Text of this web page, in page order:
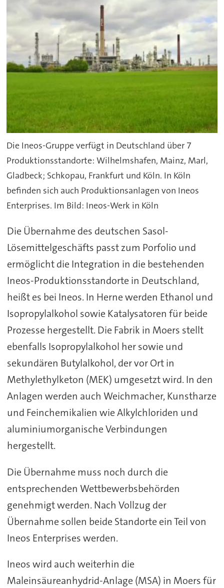
Die Ineos-Gruppe verfügt in Deutschland über 7
Produktionsstandorte: Wilhelmshafen, Mainz, Marl,
Gladbeck; Schkopau, Frankfurt und Köln. In Köln
befinden sich auch Produktionsanlagen von Ineos
Enterprises. Im Bild: Ineos-Werk in Köln
Die Übernahme des deutschen Sasol-
Lösemittelgeschäfts passt zum Porfolio und
ermöglicht die Integration in die bestehenden
Ineos-Produktionsstandorte in Deutschland,
heißt es bei Ineos. In Herne werden Ethanol und
Isopropylalkohol sowie Katalysatoren für beide
Prozesse hergestellt. Die Fabrik in Moers stellt
ebenfalls Isopropylalkohol her sowie und
sekundären Butylalkohol, der vor Ort in
Methylethylketon (MEK) umgesetzt wird. In den
Anlagen werden auch Weichmacher, Kunstharze
und Feinchemikalien wie Alkylchloriden und
aluminiumorganische Verbindungen
hergestellt.
Die Übernahme muss noch durch die
entsprechenden Wettbewerbsbehörden
genehmigt werden. Nach Vollzug der
Übernahme sollen beide Standorte ein Teil von
Ineos Enterprises werden.
Ineos wird auch weiterhin die
Maleinsäureanhydrid-Anlage (MSA) in Moers für